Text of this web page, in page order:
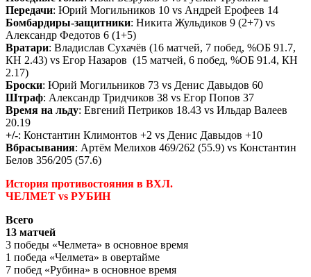
Передачи: Юрий Могильников 10 vs Андрей Ерофеев 14
Бомбардиры-защитники: Никита Жульдиков 9 (2+7) vs
Александр Федотов 6 (1+5)
Вратари: Владислав Сухачёв (16 матчей, 7 побед, %ОБ 91.7,
КН 2.43) vs Егор Назаров (15 матчей, 6 побед, %ОБ 91.4, КН
2.17)
Броски: Юрий Могильников 73 vs Денис Давыдов 60
Штраф: Александр Тридчиков 38 vs Егор Попов 37
Время на льду: Евгений Петриков 18.43 vs Ильдар Валеев
20.19
+/-: Константин Климонтов +2 vs Денис Давыдов +10
Вбрасывания: Артём Мелихов 469/262 (55.9) vs Константин
Белов 356/205 (57.6)
История противостояния в ВХЛ.
ЧЕЛМЕТ vs РУБИН
Всего
13 матчей
3 победы «Челмета» в основное время
1 победа «Челмета» в овертайме
7 побед «Рубина» в основное время